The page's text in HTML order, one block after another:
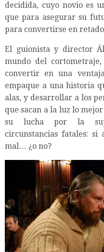
decidida, cuyo novio es
que para asegurar su
para convertirse en
El guionista y director
mundo del
convertir en una
empaque a una historia
alas, y desarrollar a los
que sacan a la luz lo
su lucha por la
circunstancias fatales:
mal… ¿o no?